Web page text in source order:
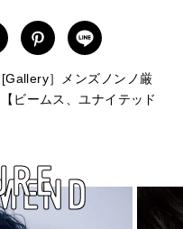
[Gallery］メンズノンノ厳
ビームス、ユナイテッド